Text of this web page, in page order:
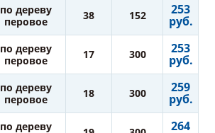
по дереву
перовое
38 152 253
руб.
по дереву
перовое
17 300 253
руб.
по дереву
перовое
18 300 259
руб.
по дереву
264